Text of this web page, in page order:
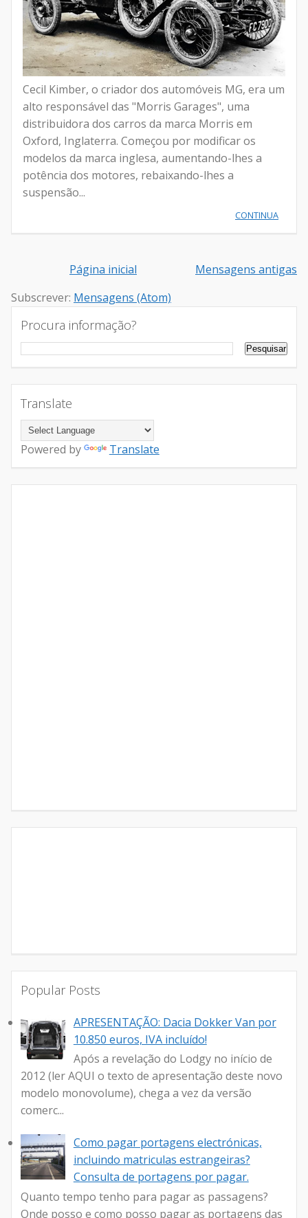
Cecil Kimber, o criador dos automóveis MG, era um
alto responsável das "Morris Garages", uma
distribuidora dos carros da marca Morris em
Oxford, Inglaterra. Começou por modificar os
modelos da marca inglesa, aumentando-lhes a
potência dos motores, rebaixando-lhes a
suspensão...
CONTINUA
Mensagens antigas
Página inicial
Subscrever: Mensagens (Atom)
Procura informação?
Translate
Powered by Translate
Popular Posts
APRESENTAÇÃO: Dacia Dokker Van por
10.850 euros, IVA incluído!
Após a revelação do Lodgy no início de
2012 (ler AQUI o texto de apresentação deste novo
modelo monovolume), chega a vez da versão
comerc...
Como pagar portagens electrónicas,
incluindo matriculas estrangeiras?
Consulta de portagens por pagar.
Quanto tempo tenho para pagar as passagens?
Onde posso e como posso pagar as portagens das